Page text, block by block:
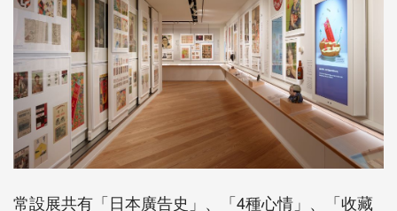
常設展共有「日本廣告史」、「4種心情」、「收藏